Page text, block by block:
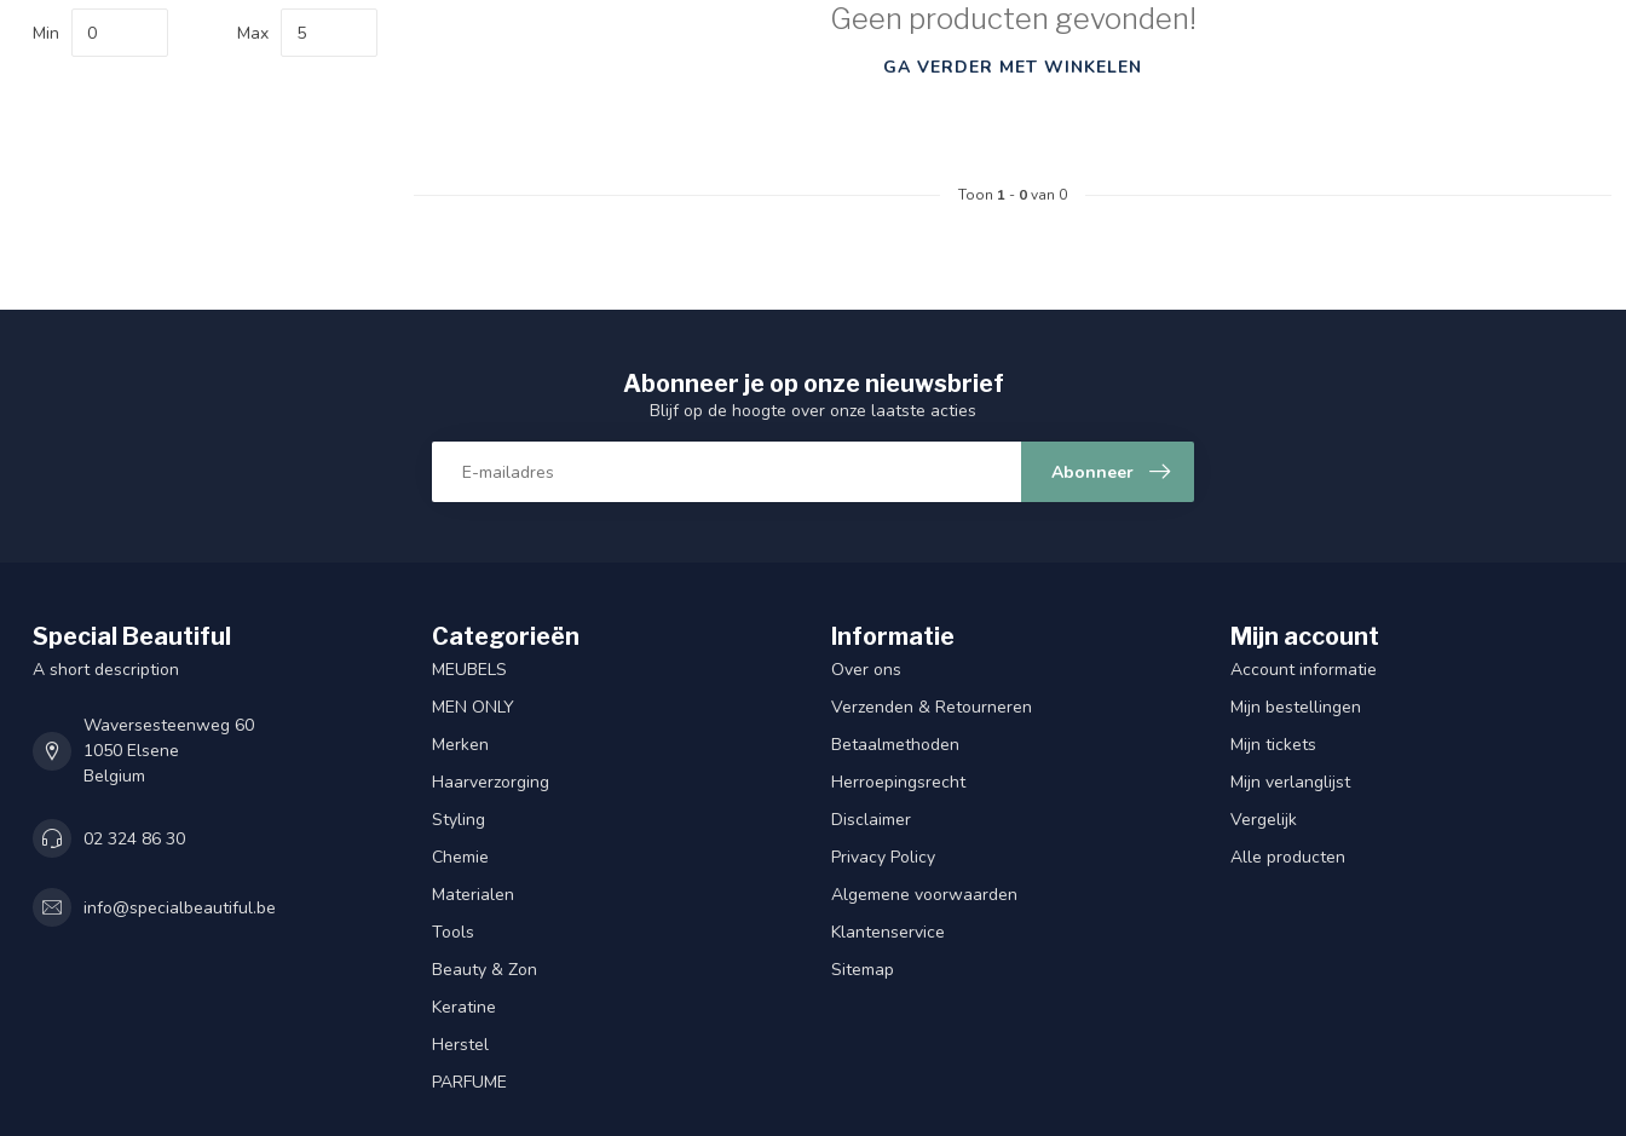
Min Max Geen producten gevonden!
GA VERDER MET WINKELEN
Toon 1 - 0van 0
Abonneer je op onze nieuwsbrief
Blijf op de hoogte over onze laatste acties
Abonneer
Special Beautiful
A short description
Waversesteenweg 60
1050 Elsene
Belgium
02 324 86 30
info@specialbeautiful.be
Categorieën
MEUBELS
MEN ONLY
Merken
Haarverzorging
Styling
Chemie
Materialen
Tools
Beauty & Zon
Keratine
Herstel
PARFUME
Informatie
Over ons
Verzenden & Retourneren
Betaalmethoden
Herroepingsrecht
Disclaimer
Privacy Policy
Algemene voorwaarden
Klantenservice
Sitemap
Mijn account
Account informatie
Mijn bestellingen
Mijn tickets
Mijn verlanglijst
Vergelijk
Alle producten